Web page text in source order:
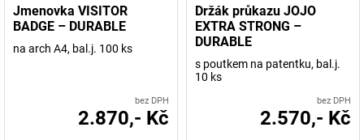
Jmenovka VISITOR
BADGE – DURABLE
na arch A4, bal.j. 100 ks
bez DPH
2.870,- Kč
Držák průkazu JOJO
EXTRA STRONG –
DURABLE
s poutkem na patentku, bal.j.
10 ks
bez DPH
2.570,- Kč